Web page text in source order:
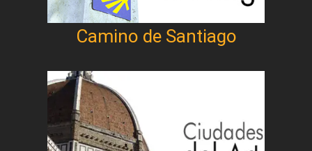
Camino de Santiago